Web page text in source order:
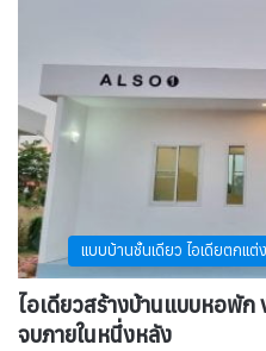
แบบบ้านชั้นเดียว ไอเดียตกแ
ไอเดียวสร้างบ้านแบบหอพัก
จบภายในหนึ่งหลัง